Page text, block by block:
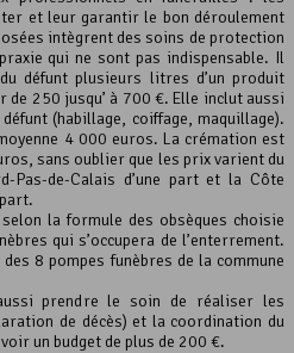
et leur garantir le bon déroulement
intègrent des soins de protection
qui ne sont pas indispensable. Il
défunt plusieurs litres d’un produit
250 jusqu’ à 700 €. Elle inclut aussi
(habillage, coiffage, maquillage).
4 000 euros. La crémation est
sans oublier que les prix varient du
Pas-de-Calais d’une part et la Côte
la formule des obsèques choisie
qui s’occupera de l’enterrement.
8 pompes funèbres de la commune
prendre le soin de réaliser les
de décès) et la coordination du
un budget de plus de 200 €.